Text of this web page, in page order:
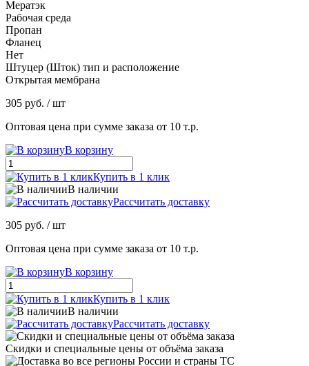
Мератэк
Рабочая среда
Пропан
Фланец
Нет
Штуцер (Шток) тип и расположение
Открытая мембрана
305 руб. / шт
Оптовая цена при сумме заказа от 10 т.р.
В корзину
Купить в 1 клик
В наличии
Рассчитать доставку
305 руб. / шт
Оптовая цена при сумме заказа от 10 т.р.
В корзину
Купить в 1 клик
В наличии
Рассчитать доставку
Скидки и специальные цены от объёма заказа